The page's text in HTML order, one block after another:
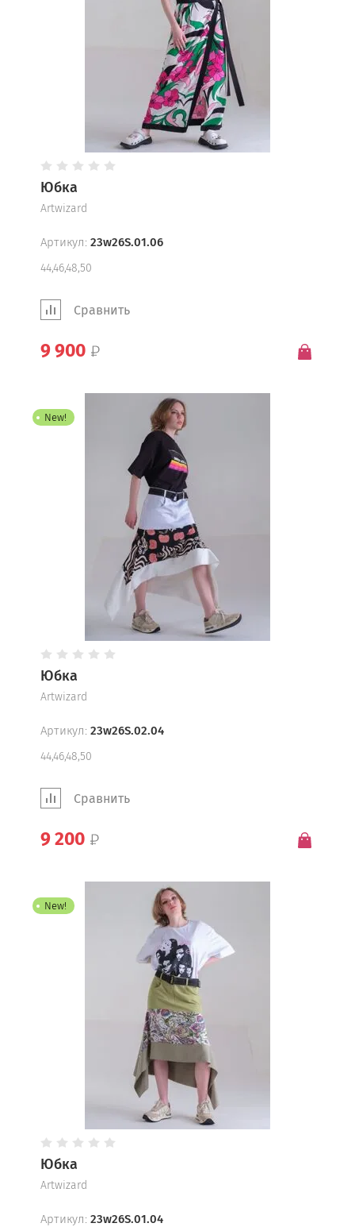
Юбка
Artwizard
Артикул: 23w26S.01.06
44,46,48,50
Сравнить
9 900
New!
Юбка
Artwizard
Артикул: 23w26S.02.04
44,46,48,50
Сравнить
9 200
New!
Юбка
Artwizard
Артикул: 23w26S.01.04